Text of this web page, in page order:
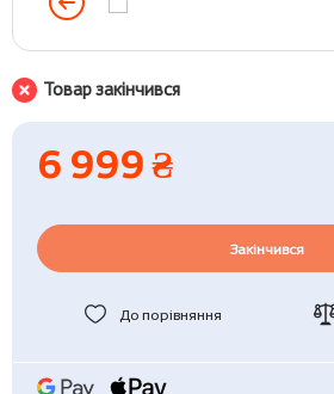
Товар закінчився
6 999 ₴
Закінчився
До порівняння